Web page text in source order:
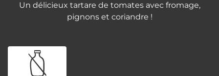
Un délicieux tartare de tomates avec fromage,
pignons et coriandre !